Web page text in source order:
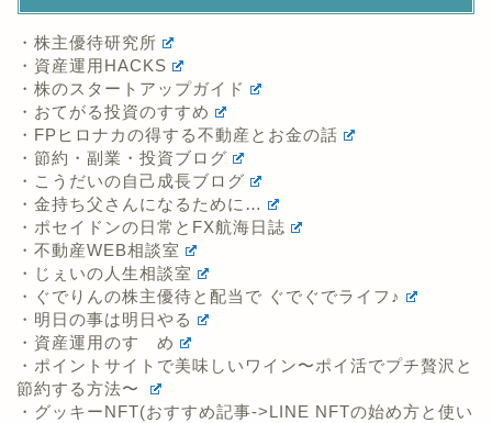
・株主優待研究所
・資産運用HACKS
・株のスタートアップガイド
・おてがる投資のすすめ
・FPヒロナカの得する不動産とお金の話
・節約・副業・投資ブログ
・こうだいの自己成長ブログ
・金持ち父さんになるために…
・ポセイドンの日常とFX航海日誌
・不動産WEB相談室
・じぇいの人生相談室
・ぐでりんの株主優待と配当で ぐでぐでライフ♪
・明日の事は明日やる
・資産運用のすゝめ
・ポイントサイトで美味しいワイン〜ポイ活でプチ贅沢と
節約する方法〜
・グッキーNFT(おすすめ記事->LINE NFTの始め方と使い